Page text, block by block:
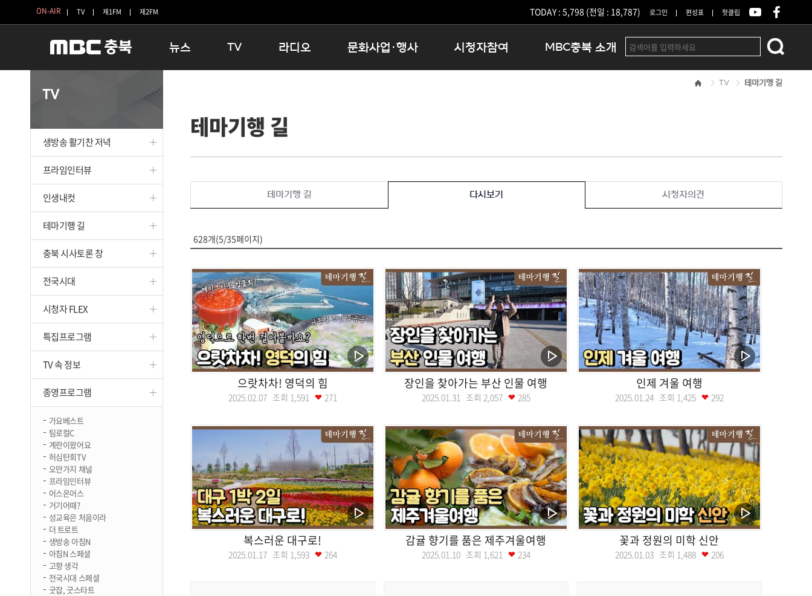
ON-AIR TV 제1FM 제2FM TODAY : 5,798 (전일 : 18,787) 로그인 편성표 핫클립
뉴스
보은
옥천
TV
인생내컷
테마기행 길
시청자 FLEX
라디오
16:00 완벽한 하루
우리 고향, 부탁해!
문화사업·행사
충청북도 음식문화페스타
문화행사 아카이빙
시청자참여 MBC충북 소개
오시는길
TV
생방송 활기찬 저녁
프라임인터뷰
인생내컷
테마기행 길
충북 시사토론 창
전국시대
시청자 FLEX
특집프로그램
TV 속 정보
종영프로그램
가요베스트
팀로컬C
계란이왔어요
허심탄회TV
오만가지 채널
프라임인터뷰
어스온어스
거기어때?
성교육은 처음이라
더 트로트
생방송 아침N
아침N 스페셜
고향 생각
전국시대 스페셜
굿잡, 굿스타트
TV 테마기행 길
테마기행 길
테마기행 길 다시보기 시청자의견
628개(5/35페이지)
으랏차차! 영덕의 힘
2025.02.07 조회 1,591 271
장인을 찾아가는 부산 인물 여행
2025.01.31 조회 2,057 285
인제 겨울 여행
2025.01.24 조회 1,425 292
복스러운 대구로!
2025.01.17 조회 1,593 264
감귤 향기를 품은 제주겨울여행
2025.01.10 조회 1,621 234
꽃과 정원의 미학 신안
2025.01.03 조회 1,488 206